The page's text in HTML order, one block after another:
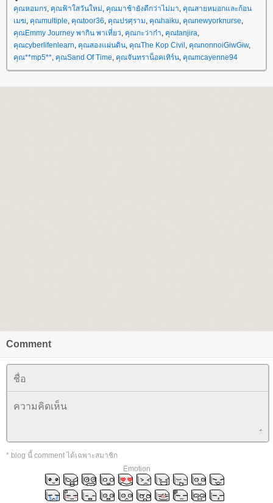
คุณหอมกร, คุณฟ้าใสวันใหม่, คุณมาช้ายังดีกว่าไม่มา, คุณสายหมอกและก้อน
เมฆ, คุณmultiple, คุณtoor36, คุณปรศุราม, คุณhaiku, คุณnewyorknurse,
คุณEmmy Journey พากิน พาเที่ยว, คุณกะว่าก๋า, คุณtanjira,
คุณcyberlifenlearn, คุณสองแผ่นดิน, คุณThe Kop Civil, คุณnonnoiGiwGiw,
คุณ**mp5**, คุณSand Of Time, คุณจันทราน็อคเทิร์น, คุณmcayenne94
Comment
* blog นี้ comment ได้เฉพาะสมาชิก
Emotion